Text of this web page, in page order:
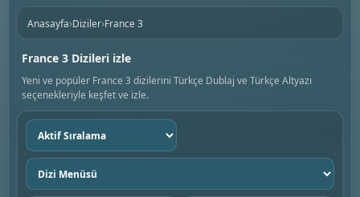
Anasayfa›Diziler›France 3
France 3 Dizileri izle
Yeni ve popüler France 3 dizilerini Türkçe Dublaj ve Türkçe Altyazı
seçenekleriyle keşfet ve izle.
Sıralama
seç
Dizi
menüsü